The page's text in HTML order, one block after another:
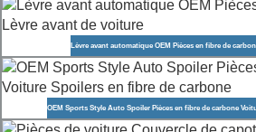
Lèvre avant automatique OEM Pièces en fibre de
OEM Sports Style Auto Spoiler Pièces en fibre de carbone